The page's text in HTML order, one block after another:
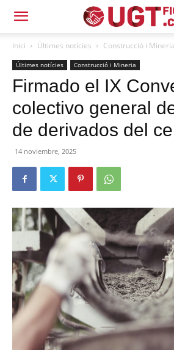
Inici Últimes notícies Construcció i Mineria
Últimes notícies Construcció i Mineria
Firmado el IX
colectivo general
de derivados del
14 noviembre, 2025